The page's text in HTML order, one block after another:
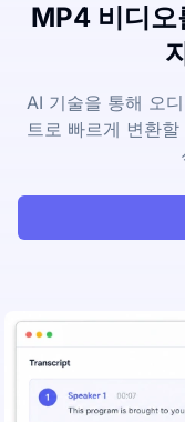
MP4 비디오
AI 기술을 통해 오
트로 빠르게 변환